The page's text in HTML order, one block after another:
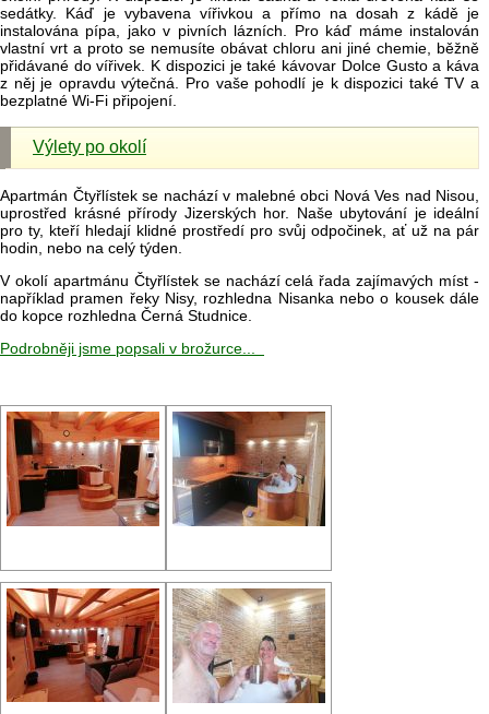
sedátky. Káď je vybavena vířivkou a přímo na dosah z kádě je
instalována pípa, jako v pivních lázních. Pro káď máme instalován
vlastní vrt a proto se nemusíte obávat chloru ani jiné chemie, běžně
přidávané do vířivek. K dispozici je také kávovar Dolce Gusto a káva
z něj je opravdu výtečná. Pro vaše pohodlí je k dispozici také TV a
bezplatné Wi-Fi připojení.
Výlety po okolí
Apartmán Čtyřlístek se nachází v malebné obci Nová Ves nad Nisou,
uprostřed krásné přírody Jizerských hor. Naše ubytování je ideální
pro ty, kteří hledají klidné prostředí pro svůj odpočinek, ať už na pár
hodin, nebo na celý týden.
V okolí apartmánu Čtyřlístek se nachází celá řada zajímavých míst -
například pramen řeky Nisy, rozhledna Nisanka nebo o kousek dále
do kopce rozhledna Černá Studnice.
Podrobněji jsme popsali v brožurce...